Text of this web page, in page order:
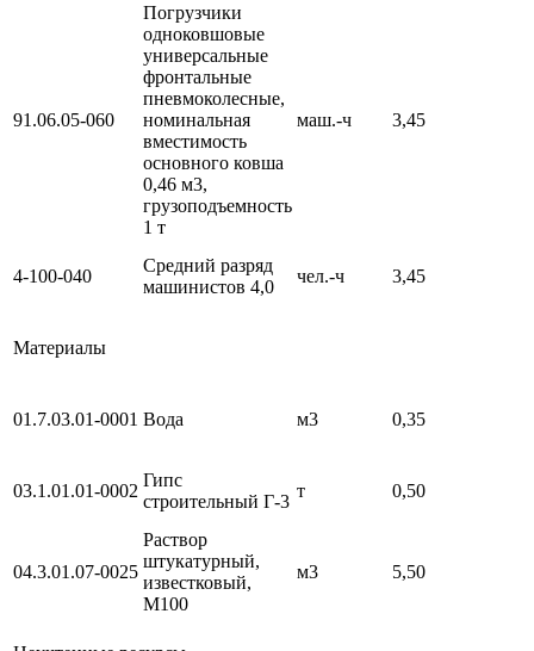
91.06.05-060
Погрузчики
одноковшовые
универсальные
фронтальные
пневмоколесные,
номинальная
вместимость
основного ковша
0,46 м3,
грузоподъемность
1 т
маш.-ч 3,45
4-100-040
Средний разряд
машинистов 4,0
чел.-ч 3,45
Материалы
01.7.03.01-0001 Вода м3 0,35
03.1.01.01-0002
Гипс
строительный Г-3
т 0,50
04.3.01.07-0025
Раствор
штукатурный,
известковый,
М100
м3 5,50